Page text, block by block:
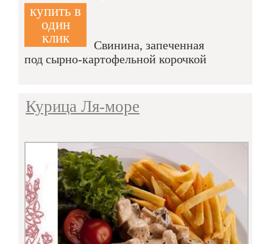
купить в
один
клик
Свинина, запеченная
под сырно-картофельной корочкой
Курица Ля-море